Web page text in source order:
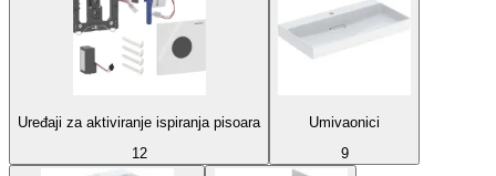
Uređaji za aktiviranje ispiranja pisoara
12
Umivaonici
9